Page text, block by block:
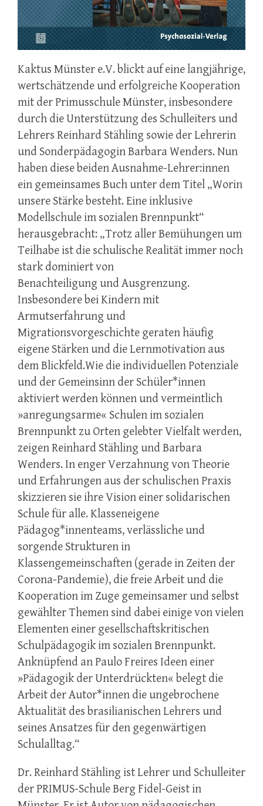
Kaktus Münster e.V. blickt auf eine langjährige,
wertschätzende und erfolgreiche Kooperation
mit der Primusschule Münster, insbesondere
durch die Unterstützung des Schulleiters und
Lehrers Reinhard Stähling sowie der Lehrerin
und Sonderpädagogin Barbara Wenders. Nun
haben diese beiden Ausnahme-Lehrer:innen
ein gemeinsames Buch unter dem Titel „Worin
unsere Stärke besteht. Eine inklusive
Modellschule im sozialen Brennpunkt“
herausgebracht: „Trotz aller Bemühungen um
Teilhabe ist die schulische Realität immer noch
stark dominiert von
Benachteiligung und Ausgrenzung.
Insbesondere bei Kindern mit
Armutserfahrung und
Migrationsvorgeschichte geraten häufig
eigene Stärken und die Lernmotivation aus
dem Blickfeld.Wie die individuellen Potenziale
und der Gemeinsinn der Schüler*innen
aktiviert werden können undvermeintlich
»anregungsarme« Schulen im sozialen
Brennpunkt zu Orten gelebter Vielfalt werden,
zeigen Reinhard Stähling und Barbara
Wenders. In enger Verzahnung von Theorie
und Erfahrungen aus der schulischen Praxis
skizzieren sie ihreVision einer solidarischen
Schule für alle. Klasseneigene
Pädagog*innenteams, verlässliche und
sorgende Strukturen in
Klassengemeinschaften (gerade in Zeiten der
Corona-Pandemie), die freieArbeit und die
Kooperation im Zuge gemeinsamer und selbst
gewählter Themen sind dabei einige vonvielen
Elementen einer gesellschaftskritischen
Schulpädagogik im sozialen Brennpunkt.
Anknüpfend an Paulo Freires Ideen einer
»Pädagogik der Unterdrückten« belegt die
Arbeit der Autor*innen die ungebrochene
Aktualität des brasilianischen Lehrers und
seines Ansatzes für den gegenwärtigen
Schulalltag.“
Dr. Reinhard Stähling ist Lehrer und Schulleiter
der PRIMUS-Schule Berg Fidel-Geist in